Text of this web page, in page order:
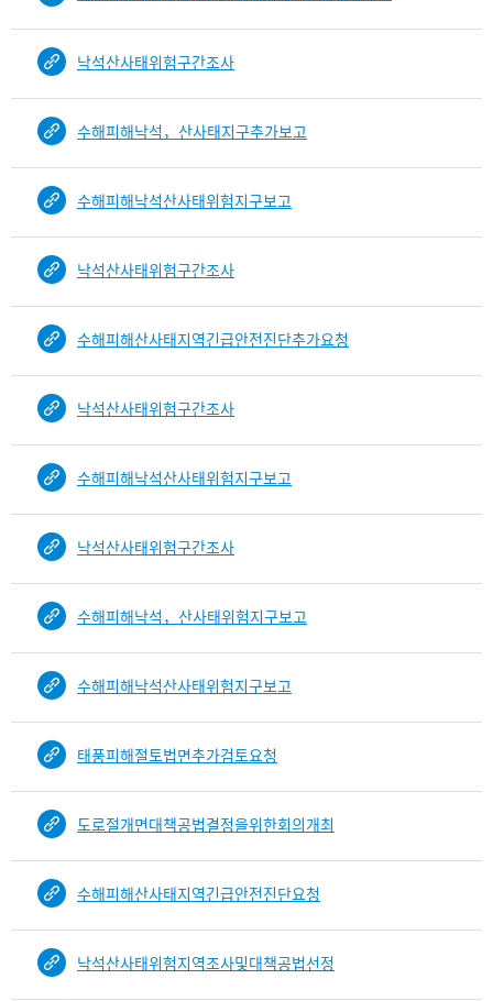
낙석산사태위험구간조사
수해피해낙석，산사태지구추가보고
수해피해낙석산사태위험지구보고
낙석산사태위험구간조사
수해피해산사태지역긴급안전진단추가요청
낙석산사태위험구간조사
수해피해낙석산사태위험지구보고
낙석산사태위험구간조사
수해피해낙석，산사태위험지구보고
수해피해낙석산사태위험지구보고
태풍피해절토법면추가검토요청
도로절개면대책공법결정을위한회의개최
수해피해산사태지역긴급안전진단요청
낙석산사태위험지역조사및대책공법선정